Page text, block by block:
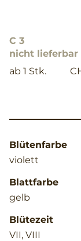
C 3
nicht lieferbar
ab 1 Stk.
Blütenfarbe
violett
Blattfarbe
gelb
Blütezeit
VII, VIII